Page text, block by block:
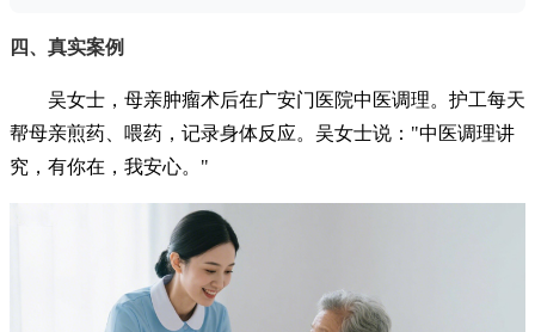
四、真实案例
吴女士，母亲肿瘤术后在广安门医院中医调理。护工每天
帮母亲煎药、喂药，记录身体反应。吴女士说："中医调理讲
究，有你在，我安心。"